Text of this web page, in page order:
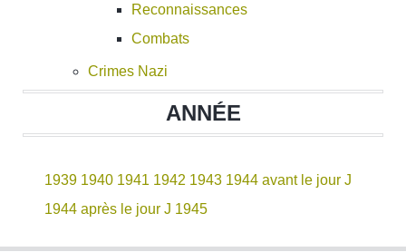
Reconnaissances
Combats
Crimes Nazi
ANNÉE
1939 1940 1941 1942 1943 1944 avant le jour J
1944 après le jour J 1945